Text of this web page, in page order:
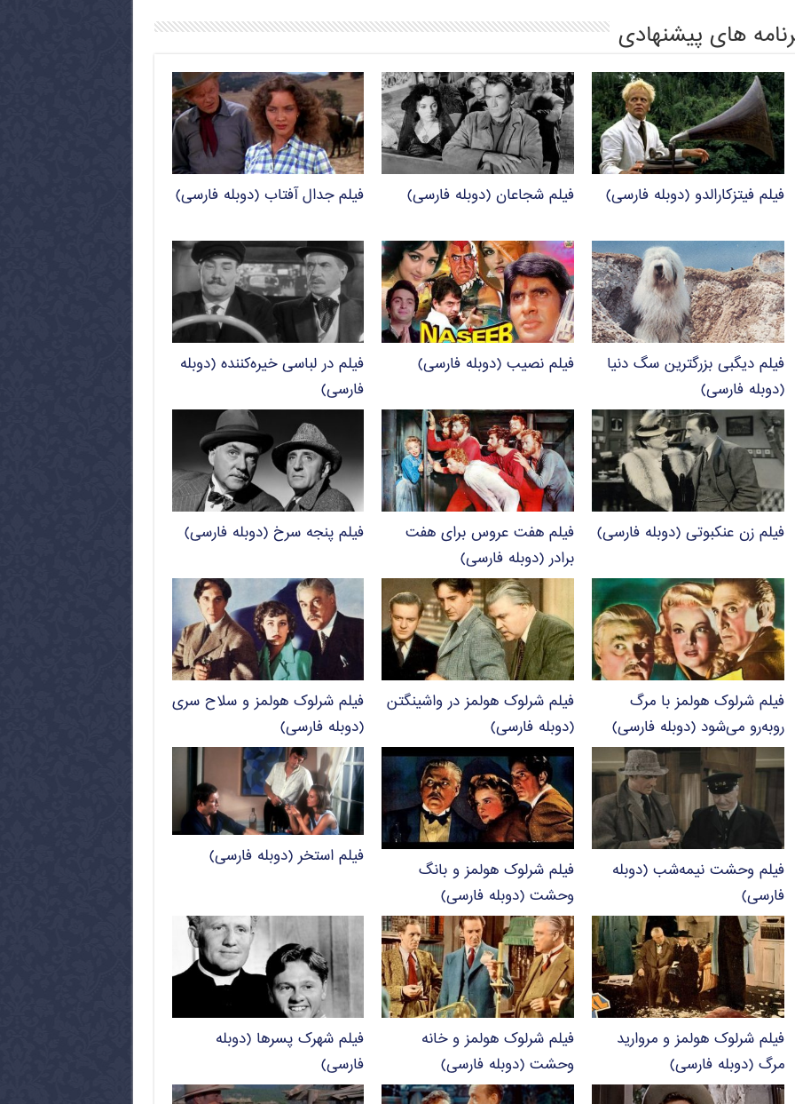
های پیشنهادی
فیلم فیتزکارالدو (دوبله فارسی) فیلم شجاعان (دوبله فارسی) فیلم جدال آفتاب (دوبله فارسی)
فیلم دیگبی بزرگترین سگ دنیا
(دوبله فارسی)
فیلم نصیب (دوبله فارسی)
فیلم در لباسی خیره‌کننده (دوبله
فارسی)
فیلم زن عنکبوتی (دوبله فارسی)
فیلم هفت عروس برای هفت
برادر (دوبله فارسی)
فیلم پنجه سرخ (دوبله فارسی)
فیلم شرلوک هولمز با مرگ
روبه‌رو می‌شود (دوبله فارسی)
فیلم شرلوک هولمز در واشینگتن
(دوبله فارسی)
فیلم شرلوک هولمز و سلاح سری
(دوبله فارسی)
فیلم وحشت نیمه‌شب (دوبله
فارسی)
فیلم شرلوک هولمز و بانگ
وحشت (دوبله فارسی)
فیلم استخر (دوبله فارسی)
فیلم شرلوک هولمز و مروارید
مرگ (دوبله فارسی)
فیلم شرلوک هولمز و خانه
وحشت (دوبله فارسی)
فیلم شهرک پسرها (دوبله
فارسی)